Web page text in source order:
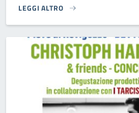
LEGGI ALTRO
11° FESTA D'ESTATE}